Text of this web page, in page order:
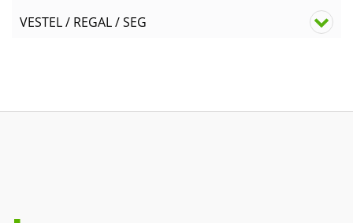
VESTEL / REGAL / SEG